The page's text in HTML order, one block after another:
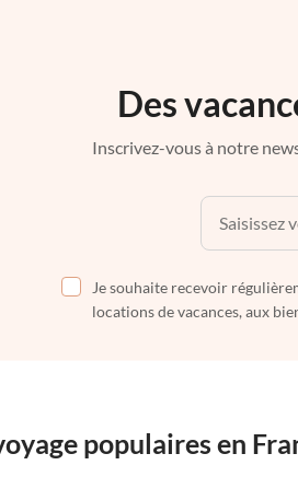
Des
Inscrivez-vous à notre
Je souhaite recevoir
locations de vacances, aux
populaires en